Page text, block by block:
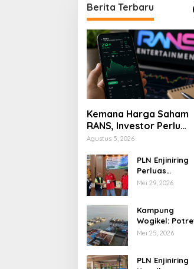
Berita Terbaru
Kemana Harga Saham
RANS, Investor Perlu
Cermati Fundamental
Spekulasi Berlebihan
Agustus 5, 2026
PLN Enjiniring
Perluas
Wawasan Siswa
Perubahan
Mei 29, 2026
Kampung
Wogikel:
Kehidupan
yang Bertahan
Mei 25, 2026
PLN Enjiniring